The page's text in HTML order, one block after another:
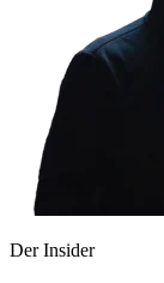
Der Insider